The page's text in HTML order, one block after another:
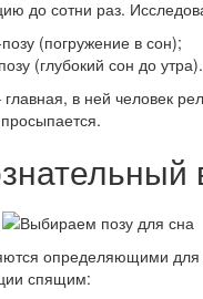
до сотни раз.
(погружение в сон);
(глубокий сон до утра).
в ней человек
определяющими для
спящим: